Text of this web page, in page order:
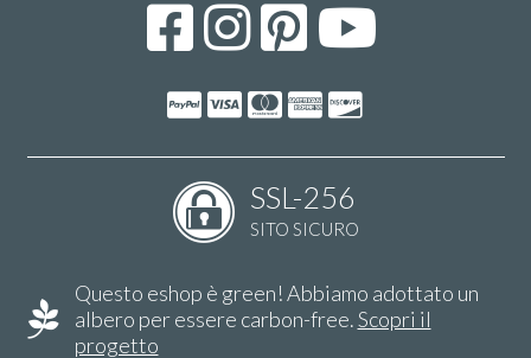
SSL-256
SITO SICURO
Questo eshop è green! Abbiamo adottato un
albero per essere carbon-free.Scopri il
progetto